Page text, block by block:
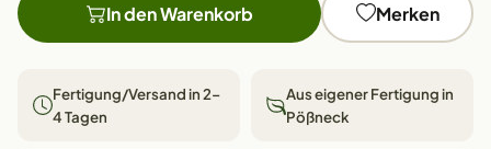
In den Warenkorb Merken
Fertigung/Versand in 2–
4 Tagen
Aus eigener Fertigung in
Pößneck